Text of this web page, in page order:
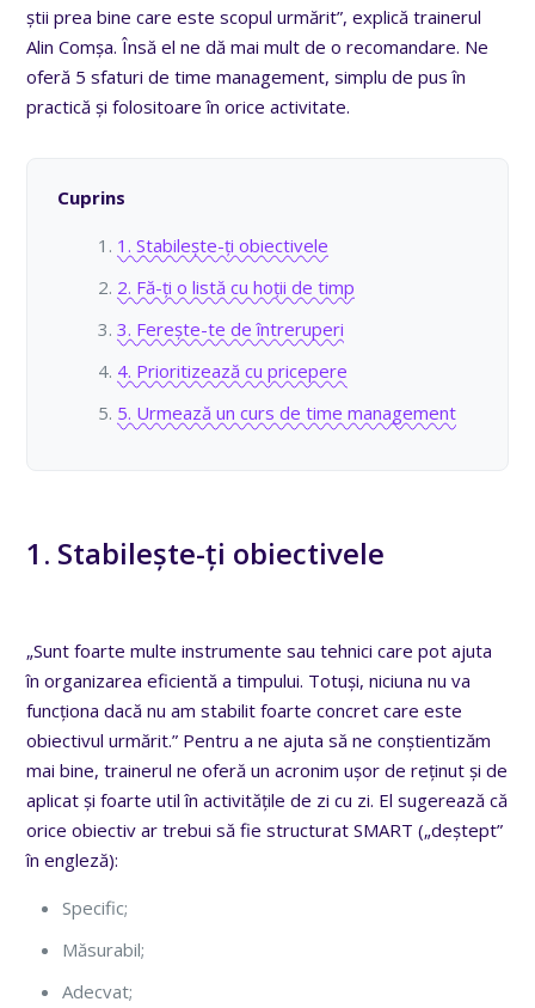
știi prea bine care este scopul urmărit”, explică trainerul
Alin Comșa. Însă el ne dă mai mult de o recomandare. Ne
oferă 5 sfaturi de time management, simplu de pus în
practică și folositoare în orice activitate.
Cuprins
1. Stabilește-ți obiectivele
2. Fă-ți o listă cu hoții de timp
3. Ferește-te de întreruperi
4. Prioritizează cu pricepere
5. Urmează un curs de time management
1. Stabilește-ți obiectivele
„Sunt foarte multe instrumente sau tehnici care pot ajuta
în organizarea eficientă a timpului. Totuși, niciuna nu va
funcționa dacă nu am stabilit foarte concret care este
obiectivul urmărit.” Pentru a ne ajuta să ne conștientizăm
mai bine, trainerul ne oferă un acronim ușor de reținut și de
aplicat și foarte util în activitățile de zi cu zi. El sugerează că
orice obiectiv ar trebui să fie structurat SMART („deștept”
în engleză):
Specific;
Măsurabil;
Adecvat;